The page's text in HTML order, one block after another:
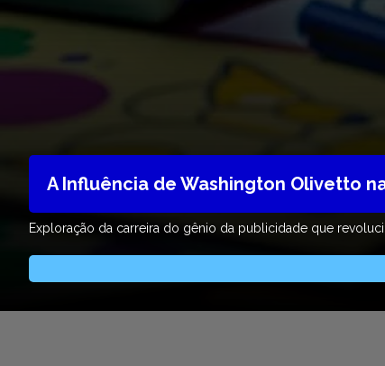
A Influência de Washington Olivetto
Exploração da carreira do gênio da publicidade que